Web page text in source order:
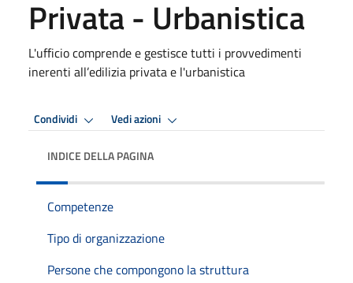
Privata - Urbanistica
L'ufficio comprende e gestisce tutti i provvedimenti
inerenti all’edilizia privata e l'urbanistica
Condividi Vedi azioni
INDICE DELLA PAGINA
Competenze
Tipo di organizzazione
Persone che compongono la struttura